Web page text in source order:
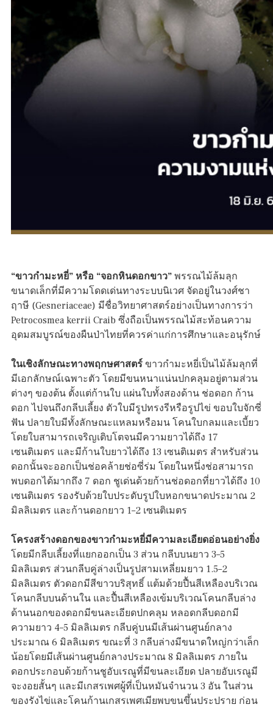
“ขาวกำมะหยี่” หรือ “จอกหินดอกขาว” พรรณไม้ล้มลุก
ขนาดเล็กที่มีความโดดเด่นทางระบบนิเวศ จัดอยู่ในวงศ์ชา
ฤาษี (Gesneriaceae) มีชื่อวิทยาศาสตร์อย่างเป็นทางการว่า
Petrocosmea kerrii Craib ซึ่งถือเป็นพรรณไม้สะท้อนความ
อุดมสมบูรณ์ของผืนป่าไทยที่ควรค่าแก่การศึกษาและอนุรักษ์
ในเชิงลักษณะทางพฤกษศาสตร์ ขาวกำมะหยี่เป็นไม้ล้มลุกที่
มีเอกลักษณ์เฉพาะตัว โดยมีขนหนาแน่นปกคลุมอยู่ตามส่วน
ต่างๆ ของต้น ตั้งแต่ก้านใบ แผ่นใบทั้งสองด้าน ช่อดอก ก้าน
ดอก ไปจนถึงกลีบเลี้ยง ตัวใบมีรูปทรงรีหรือรูปไข่ ขอบใบจักซี่
ฟัน ปลายใบมีทั้งลักษณะแหลมหรือมน โคนใบกลมและเบี้ยว
โดยใบสามารถเจริญเติบโตจนมีความยาวได้ถึง 17
เซนติเมตร และมีก้านใบยาวได้ถึง 13 เซนติเมตร สำหรับส่วน
ดอกนั้นจะออกเป็นช่อคล้ายช่อซี่ร่ม โดยในหนึ่งช่อสามารถ
พบดอกได้มากถึง 7 ดอก ชูเด่นด้วยก้านช่อดอกที่ยาวได้ถึง 10
เซนติเมตร รองรับด้วยใบประดับรูปใบหอกขนาดประมาณ 2
มิลลิเมตร และก้านดอกยาว 1–2 เซนติเมตร
โครงสร้างดอกของขาวกำมะหยี่มีความละเอียดอ่อนอย่างยิ่ง
โดยมีกลีบเลี้ยงที่แยกออกเป็น 3 ส่วน กลีบบนยาว 3–5
มิลลิเมตร ส่วนกลีบคู่ล่างเป็นรูปสามเหลี่ยมยาว 1.5–2
มิลลิเมตร ตัวดอกมีสีขาวบริสุทธิ์ แต้มด้วยปื้นสีเหลืองบริเวณ
โคนกลีบบนด้านใน และปื้นสีเหลืองเข้มบริเวณโคนกลีบล่าง
ด้านนอกของดอกมีขนละเอียดปกคลุม หลอดกลีบดอกมี
ความยาว 4–5 มิลลิเมตร กลีบคู่บนมีเส้นผ่านศูนย์กลาง
ประมาณ 6 มิลลิเมตร ขณะที่ 3 กลีบล่างมีขนาดใหญ่กว่าเล็ก
น้อยโดยมีเส้นผ่านศูนย์กลางประมาณ 8 มิลลิเมตร ภายใน
ดอกประกอบด้วยก้านชูอับเรณูที่มีขนละเอียด ปลายอับเรณูมี
จะงอยสั้นๆ และมีเกสรเพศผู้ที่เป็นหมันจำนวน 3 อัน ในส่วน
ของรังไข่และโคนก้านเกสรเพศเมียพบขนขึ้นประปราย ก่อน